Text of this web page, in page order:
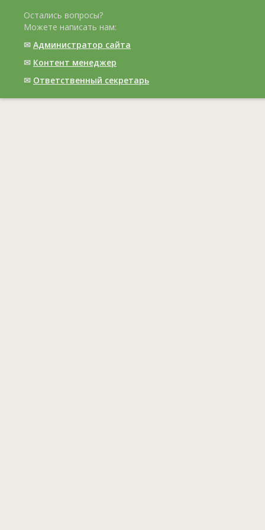
Остались вопросы?
Можете написать нам:
✉ Администратор сайта
✉ Контент менеджер
✉ Ответственный cекретарь